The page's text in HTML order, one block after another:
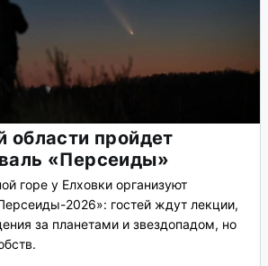
области пройдет
«Персеиды»
горе у Елховки организуют
2026»: гостей ждут лекции,
за планетами и звездопадом, но